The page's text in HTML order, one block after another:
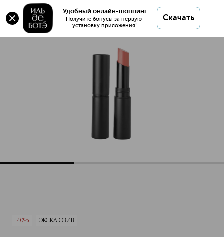
Удобный онлайн-шоппинг
Получите бонусы за первую
установку приложения!
Скачать
Оригинал 💯 ROUGE CACHEMIRE SUPREME
Помада для губ купить в интернет магазине ИЛЬ
ДЕ БОТЭ с доставкой.
ROUGE CACHEMIRE SUPREME Помада для губ
-40% ЭКСКЛЮЗИВ